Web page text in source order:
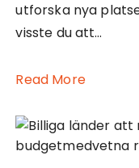
utforska nya
visste du att…
Read More